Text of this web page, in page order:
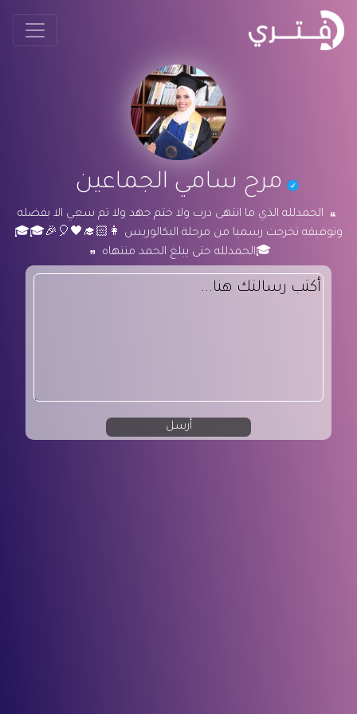
مرح سامي الجماعين
الحمدلله الذي ما انتهى درب ولا ختم جهد ولا تم سعي الا بفضله
وتوفيقه تخرجت رسميا من مرحلة البكالوريس 👩🏻‍🎓🖤🎈🎉🎓🎓
🎓الحمدلله حتى يبلغ الحمد منتهاه